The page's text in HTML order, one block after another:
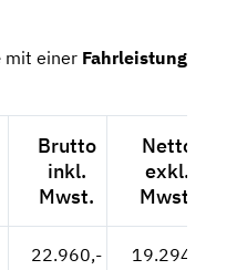
mit einer Fahrleistung
Brutto
inkl.
Mwst.
Netto
exkl.
Mwst.
22.960,-
19.294,-